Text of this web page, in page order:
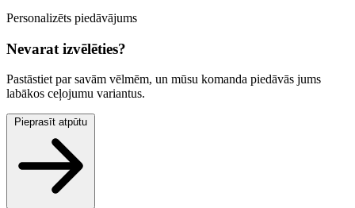
Personalizēts piedāvājums
Nevarat izvēlēties?
Pastāstiet par savām vēlmēm, un mūsu komanda piedāvās jums
labākos ceļojumu variantus.
Pieprasīt atpūtu